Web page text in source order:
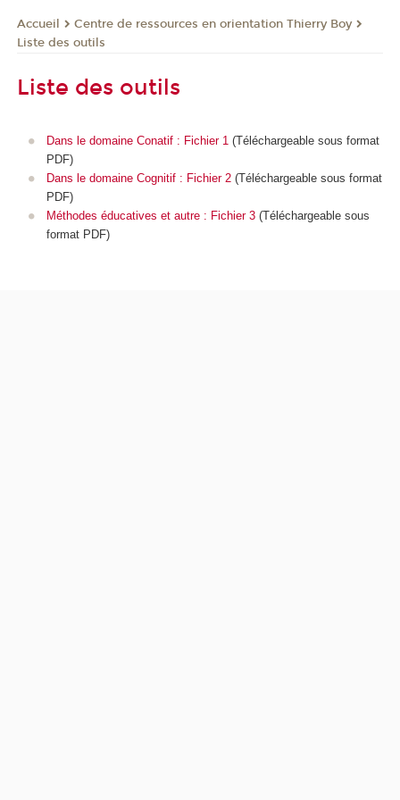
Accueil
Centre de ressources en orientation Thierry Boy
Liste des outils
Liste des outils
Dans le domaine Conatif : Fichier 1 (Téléchargeable sous format
PDF)
Dans le domaine Cognitif : Fichier 2 (Téléchargeable sous format
PDF)
Méthodes éducatives et autre : Fichier 3(Téléchargeable sous
format PDF)